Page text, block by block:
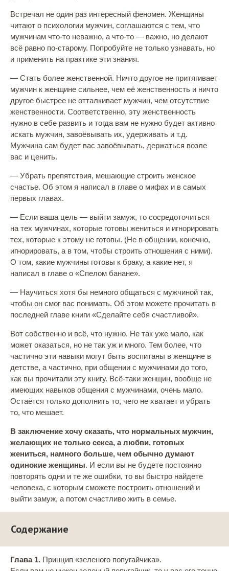
Встречал не один раз интересный феномен. Женщины
читают о психологии мужчин, соглашаются с тем, что
мужчинам что-то неважно, а что-то — важно, но делают
всё равно по-старому. Попробуйте не только узнавать, но
и применить на практике эти знания.
— Стать более женственной. Ничто другое не притягивает
мужчин к женщине сильнее, чем её женственность и ничто
другое быстрее не отталкивает мужчин, чем отсутствие
женственности. Соответственно, эту женственность
нужно в себе развить и тогда вам не нужно будет активно
искать мужчин, завоёвывать их, удерживать и т.д.
Мужчина сам будет вас завоёвывать, держаться возле
вас и ценить.
— Убрать препятствия, мешающие строить женское
счастье. Об этом я написал в главе о мифах и в самых
первых главах.
— Если ваша цель — выйти замуж, то сосредоточиться
на тех мужчинах, которые готовы жениться и игнорировать
тех, которые к этому не готовы. (Не в общении, конечно,
игнорировать, а в том, чтобы строить отношения с ними).
О том, какие мужчины готовы к браку, а какие нет, я
написал в главе о «Спелом банане».
— Научиться хотя бы немного общаться с мужчиной так,
чтобы он смог вас понимать. Об этом можете прочитать в
последней главе книги «Сделайте себя счастливой».
Вот собственно и всё, что нужно. Не так уже мало, как
может оказаться, но не так уж и много. Тем более, что
частично эти навыки могут быть воспитаны в женщине в
детстве, а частично, при общении с мужчинами до того,
как вы прочитали эту книгу. Всё-таки женщин, вообще не
имеющих навыков общения с мужчинами, очень мало.
Остаётся только дополнить то, чего не хватает и убрать
то, что мешает.
В заключение хочу сказать, что нормальных мужчин,
желающих не только секса, а любви, готовых
жениться, намного больше, чем обычно думают
одинокие женщины. И если вы не будете постоянно
повторять одни и те же ошибки, то вы быстро найдете
человека, с которым сможете построить отношений и
выйти замуж, а потом счастливо жить в семье.
Содержание
Глава 1. Принцип «зеленого попугайчика».